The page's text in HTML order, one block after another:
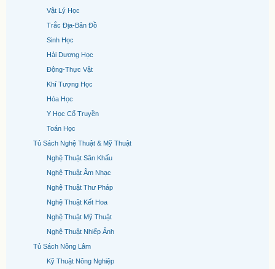
Vật Lý Học
Trắc Địa-Bản Đồ
Sinh Học
Hải Dương Học
Động-Thực Vật
Khí Tượng Học
Hóa Học
Y Học Cổ Truyền
Toán Học
Tủ Sách Nghệ Thuật & Mỹ Thuật
Nghệ Thuật Sân Khấu
Nghệ Thuật Âm Nhạc
Nghệ Thuật Thư Pháp
Nghệ Thuật Kết Hoa
Nghệ Thuật Mỹ Thuật
Nghệ Thuật Nhiếp Ảnh
Tủ Sách Nông Lâm
Kỹ Thuật Nông Nghiệp